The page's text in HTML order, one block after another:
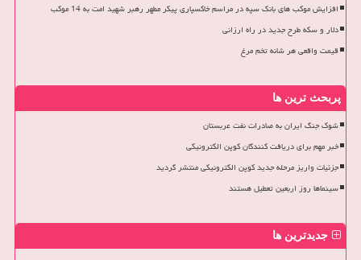
افزایش موکب های بانک سپه در مراسم خاکسپاری پیکر مطهر رهبر شهید امت به 14 موکب
دلار و سکه طرح جدید در راه ارزانی
قیمت واقعی هر شانه تخم مرغ
پربحث ترین ها
شوک جنگ ایران به صادرات نفت عربستان
خبر مهم برای دریافت کنندگان کوپن الکترونیکی
جزئیات واریز مرحله جدید کوپن الکترونیکی منتشر گردید
سینماها روز اربعین تعطیل هستند
جدیدترین ها